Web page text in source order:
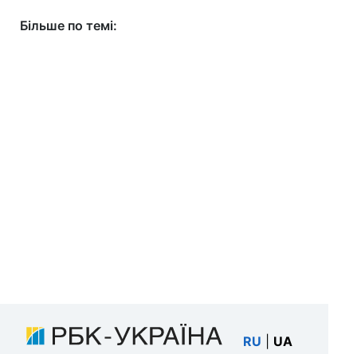
Більше по темі:
RU UA